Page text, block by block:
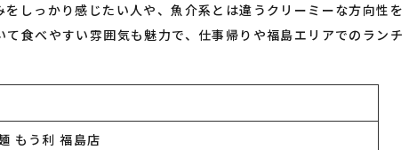
しっかり感じたい人や、魚介系とは違うクリーミーな方向性を
食べやすい雰囲気も魅力で、仕事帰りや福島エリアでのランチ
もう利 福島店